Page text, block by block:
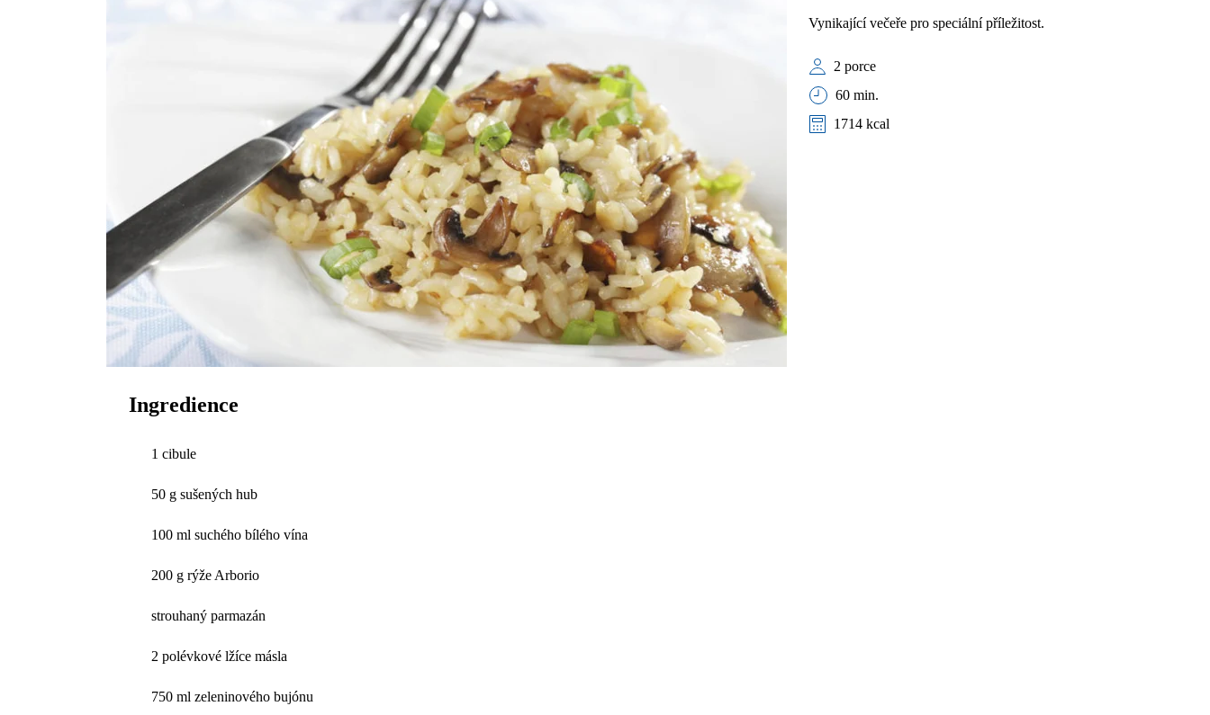
Vynikající večeře pro speciální příležitost.
2 porce
60 min.
1714 kcal
Ingredience
1 cibule
50 g sušených hub
100 ml suchého bílého vína
200 g rýže Arborio
strouhaný parmazán
2 polévkové lžíce másla
750 ml zeleninového bujónu